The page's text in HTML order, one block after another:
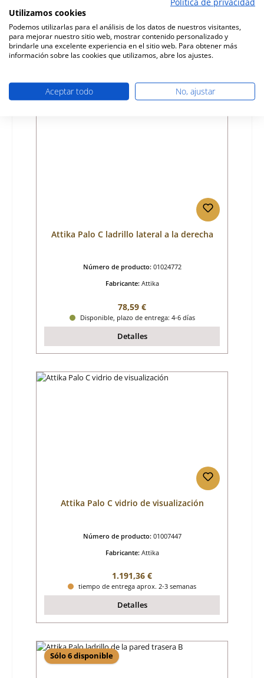
Precio normal:
78,59 €
Disponible, plazo de entrega: 4-6 días
Attika Palo C ladrillo lateral a la derecha
Número de producto: 01024772
Fabricante: Attika
Precio normal:
78,59 €
Disponible, plazo de entrega: 4-6 días
Detalles
Attika Palo C vidrio de visualización
Número de producto: 01007447
Fabricante: Attika
Precio normal:
1.191,36 €
tiempo de entrega aprox. 2-3 semanas
Detalles
Sólo 6 disponible
Utilizamos cookies
Podemos utilizarlas para el análisis de los datos de nuestros visitantes,
para mejorar nuestro sitio web, mostrar contenido personalizado y
brindarle una excelente experiencia en el sitio web. Para obtener más
información sobre las cookies que utilizamos, abre los ajustes.
Aceptar todo No, ajustar